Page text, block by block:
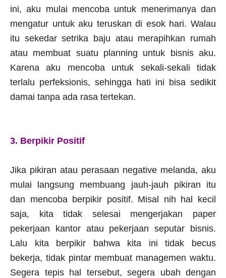
ini, aku mulai mencoba untuk menerimanya dan
mengatur untuk aku teruskan di esok hari. Walau
itu sekedar setrika baju atau merapihkan rumah
atau membuat suatu planning untuk bisnis aku.
Karena aku mencoba untuk sekali-sekali tidak
terlalu perfeksionis, sehingga hati ini bisa sedikit
damai tanpa ada rasa tertekan.
3. Berpikir Positif
Jika pikiran atau perasaan negative melanda, aku
mulai langsung membuang jauh-jauh pikiran itu
dan mencoba berpikir positif. Misal nih hal kecil
saja, kita tidak selesai mengerjakan paper
pekerjaan kantor atau pekerjaan seputar bisnis.
Lalu kita berpikir bahwa kita ini tidak becus
bekerja, tidak pintar membuat managemen waktu.
Segera tepis hal tersebut, segera ubah dengan